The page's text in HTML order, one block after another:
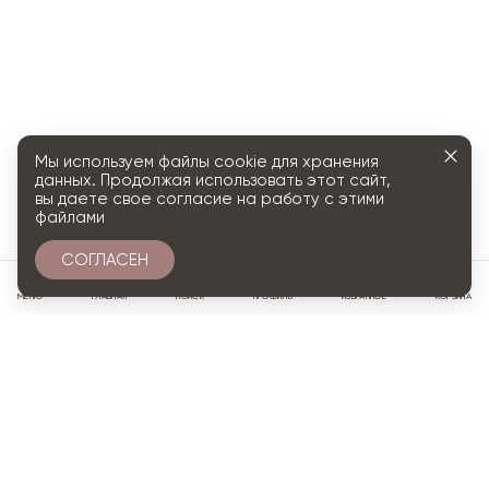
МЕНЮ ГЛАВНАЯ ПОИСК ПРОФИЛЬ ИЗБРАННОЕ КОРЗИНА
Мы используем файлы cookie для хранения
данных. Продолжая использовать этот сайт,
вы даете свое согласие на работу с этими
файлами
СОГЛАСЕН